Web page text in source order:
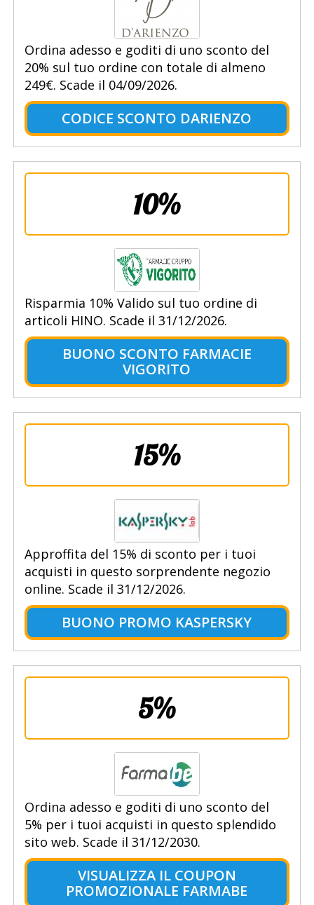
Ordina adesso e goditi di uno sconto del
20% sul tuo ordine con totale di almeno
249€. Scade il 04/09/2026.
CODICE SCONTO DARIENZO
10%
Risparmia 10% Valido sul tuo ordine di
articoli HINO. Scade il 31/12/2026.
BUONO SCONTO FARMACIE
VIGORITO
15%
Approffita del 15% di sconto per i tuoi
acquisti in questo sorprendente negozio
online. Scade il 31/12/2026.
BUONO PROMO KASPERSKY
5%
Ordina adesso e goditi di uno sconto del
5% per i tuoi acquisti in questo splendido
sito web. Scade il 31/12/2030.
VISUALIZZA IL COUPON
PROMOZIONALE FARMABE